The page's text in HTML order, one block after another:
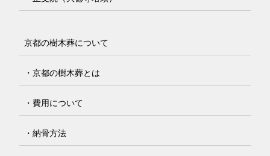
京都の樹木葬について
・京都の樹木葬とは
・費用について
・納骨方法